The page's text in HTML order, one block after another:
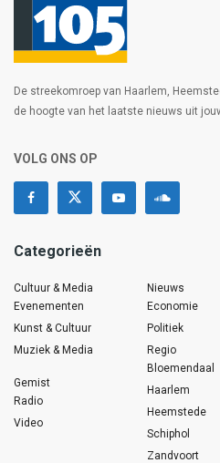
De streekomroep van Haarlem,
de hoogte van het laatste nieuws uit
VOLG ONS OP
Categorieën
Cultuur & Media
Evenementen
Kunst & Cultuur
Muziek & Media
Gemist
Radio
Video
Nieuws
Economie
Politiek
Regio
Bloemendaal
Haarlem
Heemstede
Schiphol
Zandvoort